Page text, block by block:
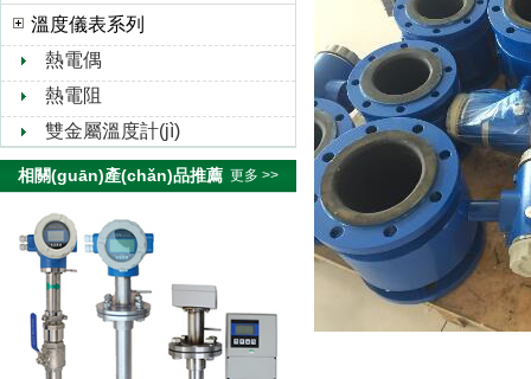
溫度儀表系列
熱電偶
熱電阻
雙金屬溫度計(jì)
相關(guān)產(chǎn)品推薦 更多 >>